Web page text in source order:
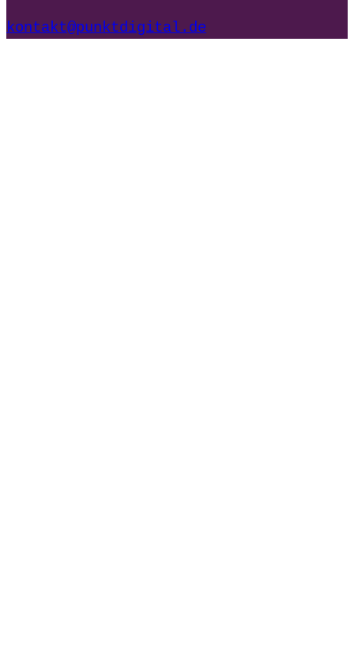
kontakt@punktdigital.de